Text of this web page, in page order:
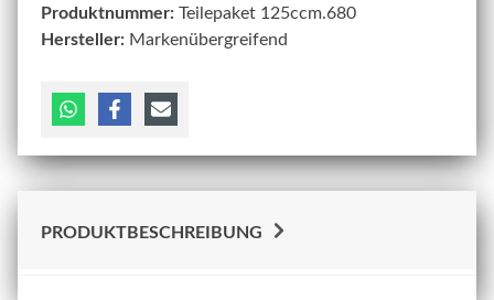
Produktnummer: Teilepaket 125ccm.680
Hersteller: Markenübergreifend
PRODUKTBESCHREIBUNG